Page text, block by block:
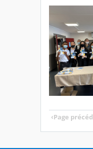
‹Page